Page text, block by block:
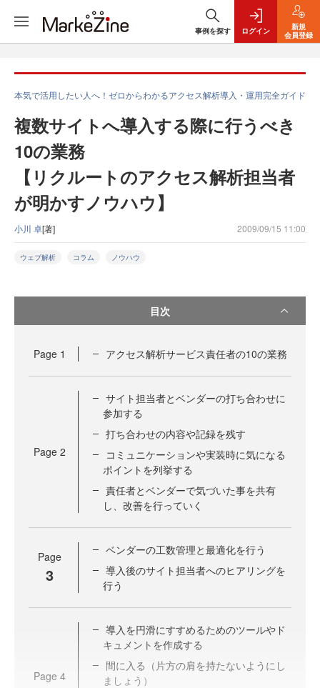
事例を探す ログイン
新規
会員登録
本気で活用したい人へ！ゼロからわかるアクセス解析導入・運用完全ガイド
複数サイトへ導入する際に行うべき
10の業務
【リクルートのアクセス解析担当者
が明かすノウハウ】
小川 卓[著] 2009/09/15 11:00
ウェブ解析 コラム ノウハウ
目次
Page 1 アクセス解析サービス責任者の10の業務
Page 2
サイト担当者とベンダーの打ち合わせに
参加する
打ち合わせの内容や記録を残す
コミュニケーションや実装時に気になる
ポイントを列挙する
責任者とベンダーで気づいた事を共有
し、改善を行っていく
Page
3
ベンダーの工数管理と最適化を行う
導入後のサイト担当者へのヒアリングを
行う
Page 4
導入を円滑にすすめるためのツールやド
キュメントを作成する
間に入る（片方の肩を持たないようにし
ましょう）